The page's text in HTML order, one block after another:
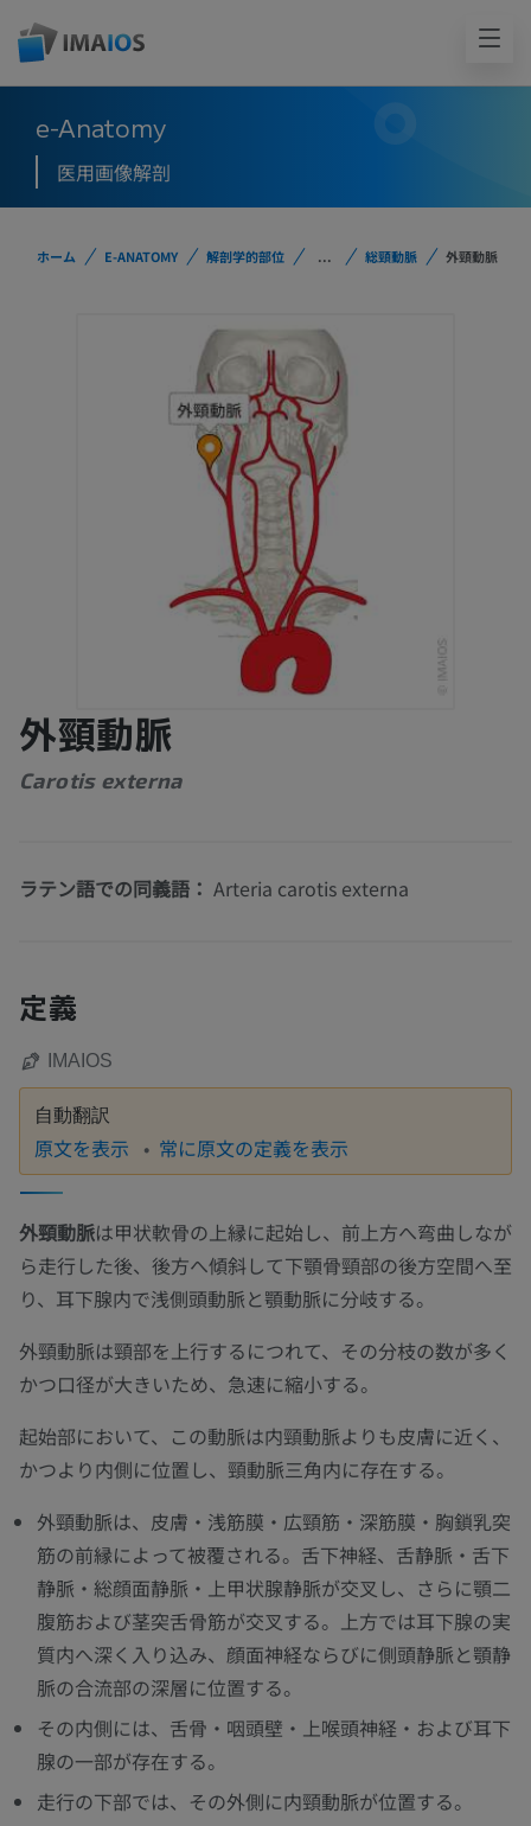
e-Anatomy
医用画像解剖
ホーム E-ANATOMY 解剖学的部位 ... 総頸動脈 外頸動脈
外頸動脈
Carotis externa
ラテン語での同義語： Arteria carotis externa
定義
IMAIOS
自動翻訳
原文を表示 常に原文の定義を表示
外頸動脈は甲状軟骨の上縁に起始し、前上方へ弯曲しなが
ら走行した後、後方へ傾斜して下顎骨頸部の後方空間へ至
り、耳下腺内で浅側頭動脈と顎動脈に分岐する。
外頸動脈は頸部を上行するにつれて、その分枝の数が多く
かつ口径が大きいため、急速に縮小する。
起始部において、この動脈は内頸動脈よりも皮膚に近く、
かつより内側に位置し、頸動脈三角内に存在する。
外頸動脈は、皮膚・浅筋膜・広頸筋・深筋膜・胸鎖乳突
筋の前縁によって被覆される。舌下神経、舌静脈・舌下
静脈・総顔面静脈・上甲状腺静脈が交叉し、さらに顎二
腹筋および茎突舌骨筋が交叉する。上方では耳下腺の実
質内へ深く入り込み、顔面神経ならびに側頭静脈と顎静
脈の合流部の深層に位置する。
その内側には、舌骨・咽頭壁・上喉頭神経・および耳下
腺の一部が存在する。
走行の下部では、その外側に内頸動脈が位置する。